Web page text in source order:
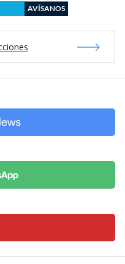
AVÍSANOS